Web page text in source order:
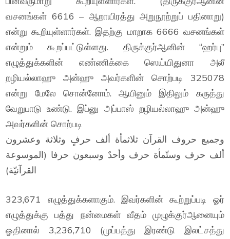
வசனங்கள் 6616 – ஆறாயிரத்து அறுநூற்றுப் பதினாறு)
என்று கூறியுள்ளார்கள். இதற்கு மாறாக 6666 வசனங்கள்
என்றும் கூறப்பட்டுள்ளது. திருக்குர்ஆனின் “ஹர்பு”
எழுத்துக்களின் எண்ணிக்கை ஸெய்யிதுனா அலீ
றழியல்லாஹு அன்ஹு அவர்களின் சொற்படி 325078
என்று மேலே சொன்னோம். ஆயினும் இதிலும் கருத்து
வேறுபாடு உண்டு. இப்னு அப்பாஸ் றழியல்லாஹு அன்ஹு
அவர்களின் சொற்படி
وجميع حروف القرآن ثلاثمأة ألف حرفٍ وثلاثة وعشرون
ألف حرف وستّمأة حرف وأحدٌ وسبعون حرفا (الموسوعة
القرآنيّة)
323,671 எழுத்துக்களாகும். இவர்களின் கூற்றுப்படி ஓர்
எழுத்துக்கு பத்து நன்மைகள் வீதம் முழுக்குர்ஆனையும்
ஓதினால் 3,236,710 (முப்பத்து இரண்டு இலட்சத்து